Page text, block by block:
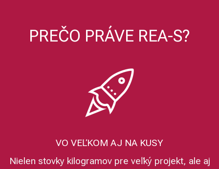
PREČO PRÁVE REA-S?
VO VEĽKOM AJ NA KUSY
Nielen stovky kilogramov pre veľký projekt, ale aj